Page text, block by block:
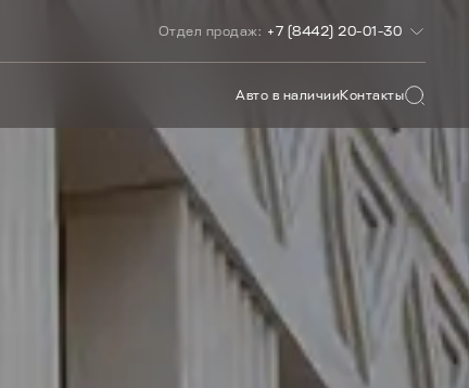
Авто в наличииКонтакты
Отдел продаж: +7 (8442) 20-01-30